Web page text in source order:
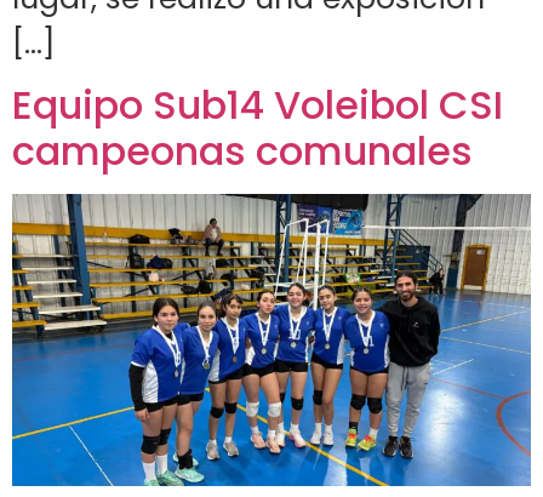
[…]
Equipo Sub14 Voleibol CSI
campeonas comunales